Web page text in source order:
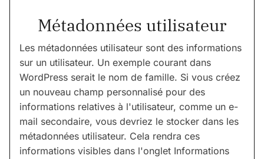
Métadonnées utilisateur
Les métadonnées utilisateur sont des informations
sur un utilisateur. Un exemple courant dans
WordPress serait le nom de famille. Si vous créez
un nouveau champ personnalisé pour des
informations relatives à l'utilisateur, comme un e-
mail secondaire, vous devriez le stocker dans les
métadonnées utilisateur. Cela rendra ces
informations visibles dans l'onglet Informations